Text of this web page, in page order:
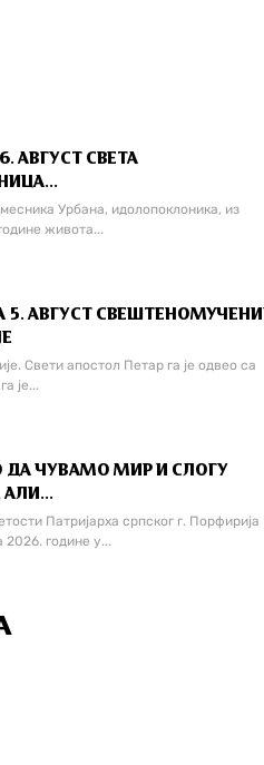
АВГУСТ СВЕТА
Урбана, идолопоклоника, из
живота...
5. АВГУСТ
Свети апостол Петар га је одвео са
је...
ЧУВАМО МИР И СЛОГУ
Патријарха српског г. Порфирија
године у...